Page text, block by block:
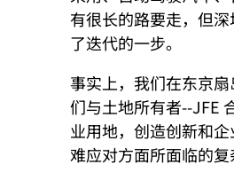
有很长的路要走，但
了迭代的一步。
事实上，我们在东京
们与土地所有者--JFE
业用地，创造创新和
难应对方面所面临的复